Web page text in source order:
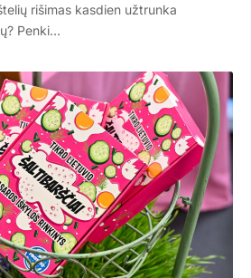
rišimas kasdien užtrunka
Penki…